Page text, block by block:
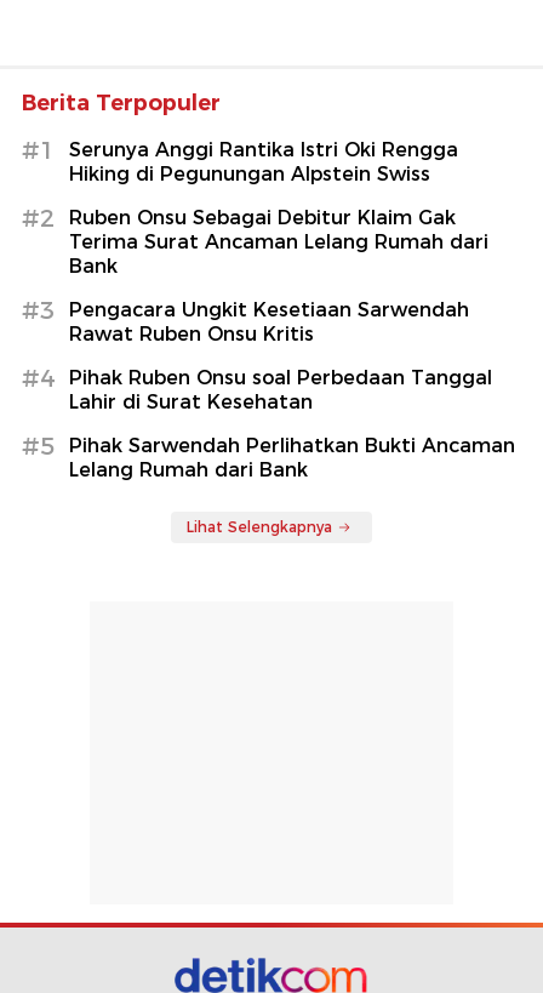
Berita Terpopuler
#1
Serunya Anggi Rantika Istri Oki Rengga
Hiking di Pegunungan Alpstein Swiss
#2
Ruben Onsu Sebagai Debitur Klaim Gak
Terima Surat Ancaman Lelang Rumah dari
Bank
#3
Pengacara Ungkit Kesetiaan Sarwendah
Rawat Ruben Onsu Kritis
#4
Pihak Ruben Onsu soal Perbedaan Tanggal
Lahir di Surat Kesehatan
#5
Pihak Sarwendah Perlihatkan Bukti Ancaman
Lelang Rumah dari Bank
Lihat Selengkapnya